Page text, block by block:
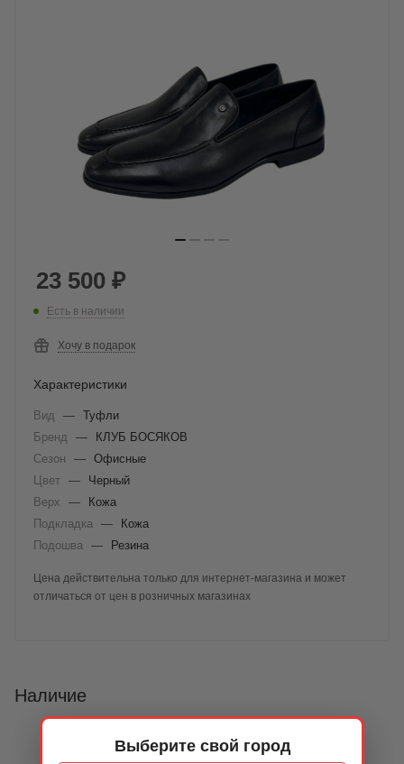
Выберите свой город
23 500 ₽
Есть в наличии
Хочу в подарок
Характеристики
Вид — Туфли
Бренд
—
КЛУБ БОСЯКОВ
Сезон
— Офисные
Цвет —
Черный
Верх
—
Кожа
Подкладка
—
Кожа
Подошва
— Резина
Цена действительна только для интернет-магазина и может
отличаться от цен в розничных магазинах
Наличие